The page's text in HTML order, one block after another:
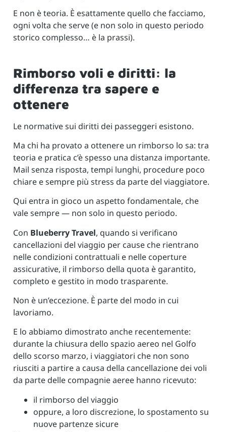
E non è teoria. È esattamente quello che facciamo,
ogni volta che serve (e non solo in questo periodo
storico complesso… è la prassi).
Rimborso voli e diritti: la
differenza tra sapere e
ottenere
Le normative sui diritti dei passeggeri esistono.
Ma chi ha provato a ottenere un rimborso lo sa: tra
teoria e pratica c’è spesso una distanza importante.
Mail senza risposta, tempi lunghi, procedure poco
chiare e sempre più stress da parte del viaggiatore.
Qui entra in gioco un aspetto fondamentale, che
vale sempre — non solo in questo periodo.
Con Blueberry Travel, quando si verificano
cancellazioni del viaggio per cause che rientrano
nelle condizioni contrattuali e nelle coperture
assicurative, il rimborso della quota è garantito,
completo e gestito in modo trasparente.
Non è un’eccezione. È parte del modo in cui
lavoriamo.
E lo abbiamo dimostrato anche recentemente:
durante la chiusura dello spazio aereo nel Golfo
dello scorso marzo, i viaggiatori che non sono
riusciti a partire a causa della cancellazione dei voli
da parte delle compagnie aeree hanno ricevuto:
il rimborso del viaggio
oppure, a loro discrezione, lo spostamento su
nuove partenze sicure